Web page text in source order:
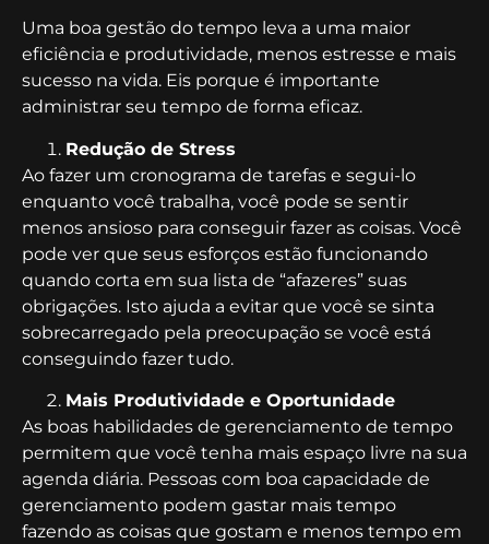
Uma boa gestão do tempo leva a uma maior
eficiência e produtividade, menos estresse e mais
sucesso na vida. Eis porque é importante
administrar seu tempo de forma eficaz.
Redução de Stress
Ao fazer um cronograma de tarefas e segui-lo
enquanto você trabalha, você pode se sentir
menos ansioso para conseguir fazer as coisas. Você
pode ver que seus esforços estão funcionando
quando corta em sua lista de “afazeres” suas
obrigações. Isto ajuda a evitar que você se sinta
sobrecarregado pela preocupação se você está
conseguindo fazer tudo.
Mais Produtividade e Oportunidade
As boas habilidades de gerenciamento de tempo
permitem que você tenha mais espaço livre na sua
agenda diária. Pessoas com boa capacidade de
gerenciamento podem gastar mais tempo
fazendo as coisas que gostam e menos tempo em